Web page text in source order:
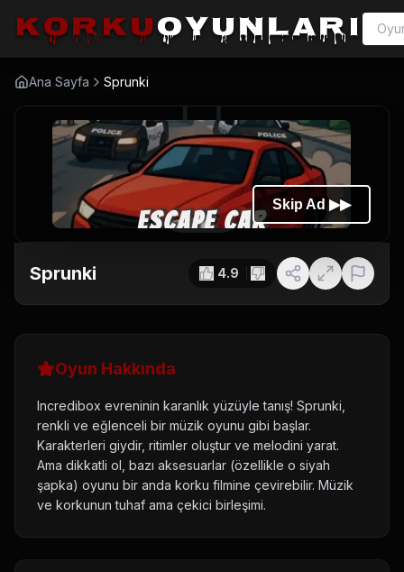
korkuoyunları
Ana Sayfa Sprunki
Sprunki 4.9
Oyun Hakkında
Incredibox evreninin karanlık yüzüyle tanış! Sprunki,
renkli ve eğlenceli bir müzik oyunu gibi başlar.
Karakterleri giydir, ritimler oluştur ve melodini yarat.
Ama dikkatli ol, bazı aksesuarlar (özellikle o siyah
şapka) oyunu bir anda korku filmine çevirebilir. Müzik
ve korkunun tuhaf ama çekici birleşimi.